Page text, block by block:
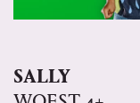
SALLY